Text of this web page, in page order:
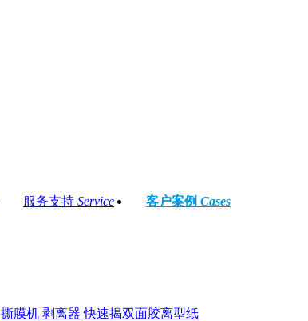
服务支持 Service 客户案例 Cases
撕膜机 剥离器 快速揭双面胶离型纸